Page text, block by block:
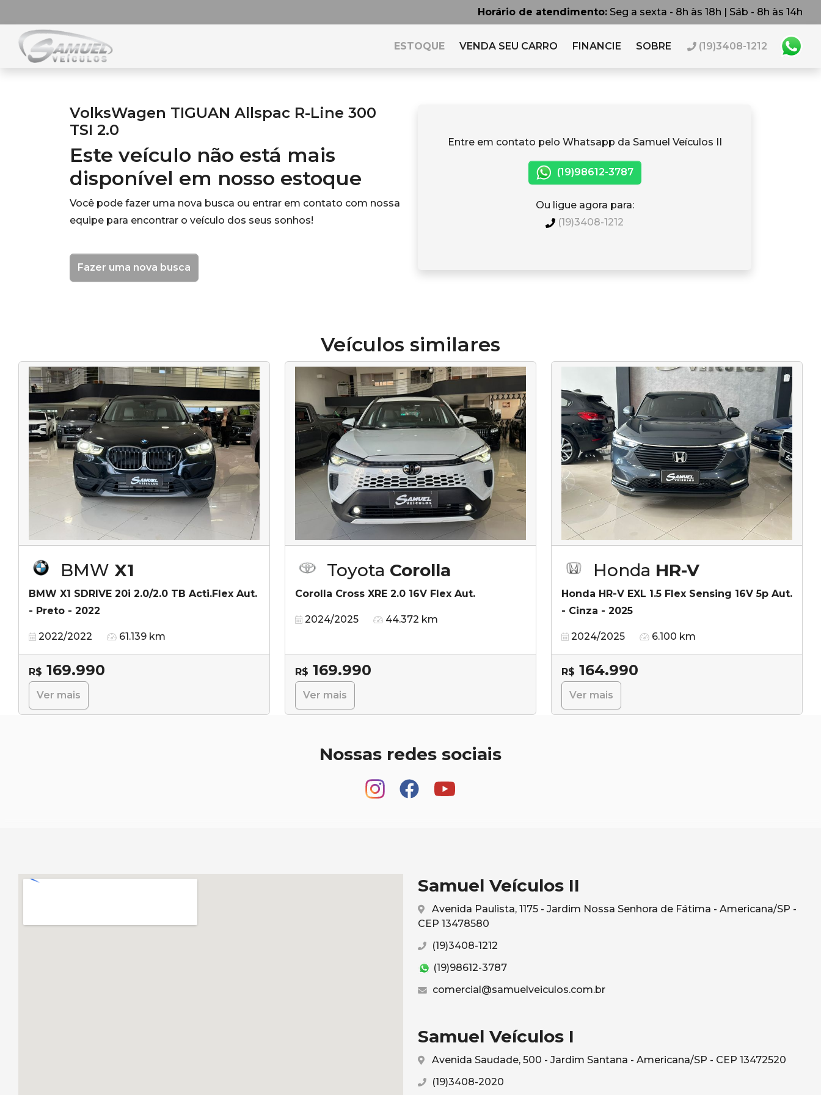
Horário de atendimento: Seg a sexta - 8h às 18h | Sáb - 8h às 14h
ESTOQUE VENDA SEU CARRO FINANCIE SOBRE (19)3408-1212
VolksWagen TIGUAN Allspac R-Line 300
TSI 2.0
Este veículo não está mais
disponível em nosso estoque
Você pode fazer uma nova busca ou entrar em contato com nossa
equipe para encontrar o veículo dos seus sonhos!
Fazer uma nova busca
Entre em contato pelo Whatsapp da Samuel Veículos II
(19)98612-3787
Ou ligue agora para:
(19)3408-1212
Veículos similares
BMW X1
BMW X1 SDRIVE 20i 2.0/2.0 TB Acti.Flex Aut.
- Preto - 2022
2022/2022 61.139 km
R$ 169.990
Ver mais
Toyota Corolla
Corolla Cross XRE 2.0 16V Flex Aut.
2024/2025 44.372 km
R$ 169.990
Ver mais
Honda HR-V
Honda HR-V EXL 1.5 Flex Sensing 16V 5p Aut.
- Cinza - 2025
2024/2025 6.100 km
R$ 164.990
Ver mais
Nossas redes sociais
Samuel Veículos II
Avenida Paulista, 1175 - Jardim Nossa Senhora de Fátima - Americana/SP -
CEP 13478580
(19)3408-1212
(19)98612-3787
comercial@samuelveiculos.com.br
Samuel Veículos I
Avenida Saudade, 500 - Jardim Santana - Americana/SP - CEP 13472520
(19)3408-2020